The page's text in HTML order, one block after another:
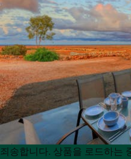
Product
Product
죄송합니다. 상품을 로드하는